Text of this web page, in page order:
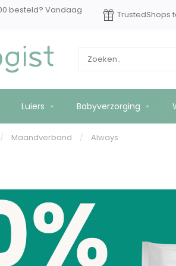
besteld? Vandaag TrustedShops
Luiers Babyverzorging
/ Maandverband / Always